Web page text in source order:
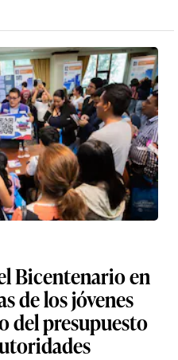
Bicentenario en
de los jóvenes
del presupuesto